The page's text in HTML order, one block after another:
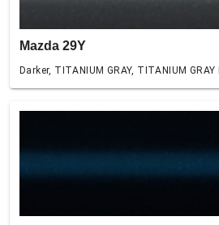
Mazda 29Y
Darker, TITANIUM GRAY, TITANIUM GRAY II